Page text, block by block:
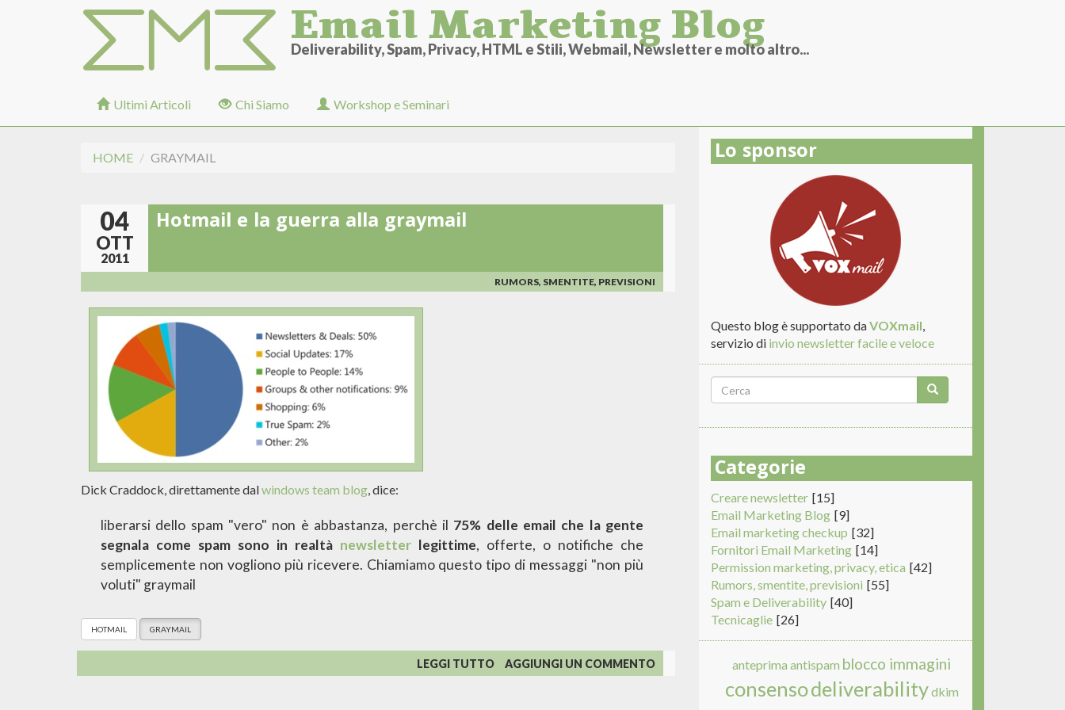
Email Marketing Blog
Deliverability, Spam, Privacy, HTML e Stili, Webmail, Newsletter e molto altro...
Ultimi Articoli Chi Siamo Workshop e Seminari
HOME GRAYMAIL
04
OTT
2011
Hotmail e la guerra alla graymail
RUMORS, SMENTITE, PREVISIONI
Dick Craddock, direttamente dalwindows team blog, dice:
liberarsi dello spam "vero" non è abbastanza, perchè il 75% delle email che la gente
segnala come spam sono in realtà newsletter legittime, offerte, o notifiche che
semplicemente non vogliono più ricevere. Chiamiamo questo tipo di messaggi "non più
voluti" graymail
HOTMAIL GRAYMAIL
LEGGI TUTTO SU
HOTMAIL
AGGIUNGI UN COMMENTO
Lo sponsor
Questo blog è supportato daVOXmail,
servizio di invio newsletter facile e veloce
Form
di
ricerca
Categorie
Creare newsletter [15]
Email Marketing Blog [9]
Email marketing checkup [32]
Fornitori Email Marketing [14]
Permission marketing, privacy, etica [42]
Rumors, smentite, previsioni [55]
Spam e Deliverability [40]
Tecnicaglie [26]
anteprima antispam blocco immagini
consensodeliverabilitydkim